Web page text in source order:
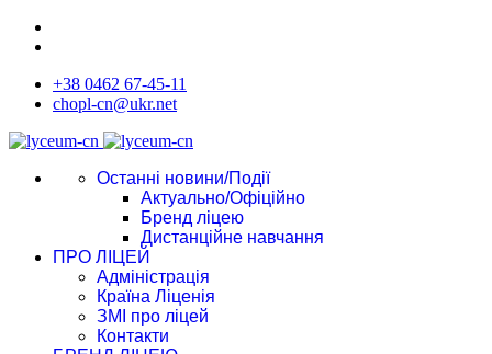
+38 0462 67-45-11
chopl-cn@ukr.net
Останні новини/Події
Актуально/Офіційно
Бренд ліцею
Дистанційне навчання
ПРО ЛІЦЕЙ
Адміністрація
Країна Ліценія
ЗМІ про ліцей
Контакти